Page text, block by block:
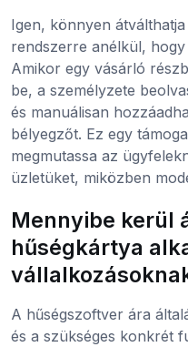
Igen, könnyen
rendszerre anélkül,
Amikor egy vásárló
be, a személyzete
és manuálisan
bélyegzőt. Ez egy
megmutassa az
üzletüket, miközben
Mennyibe kerül
hűségkártya
A hűségszoftver ára
és a szükséges konkrét